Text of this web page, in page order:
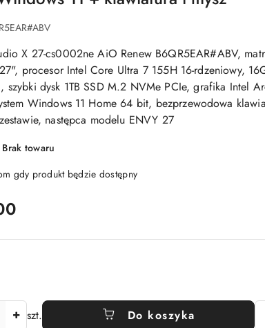
X 27-cs0002ne AiO Renew B6QR5EAR#ABV,
procesor Intel Core Ultra 7 155H 16-rdzeniowy,
szybki dysk 1TB SSD M.2 NVMe PCIe, grafika Intel
Windows 11 Home 64 bit, bezprzewodowa
następca modelu ENVY 27
Brak towaru
gdy produkt będzie dostępny
szt. Do koszyka